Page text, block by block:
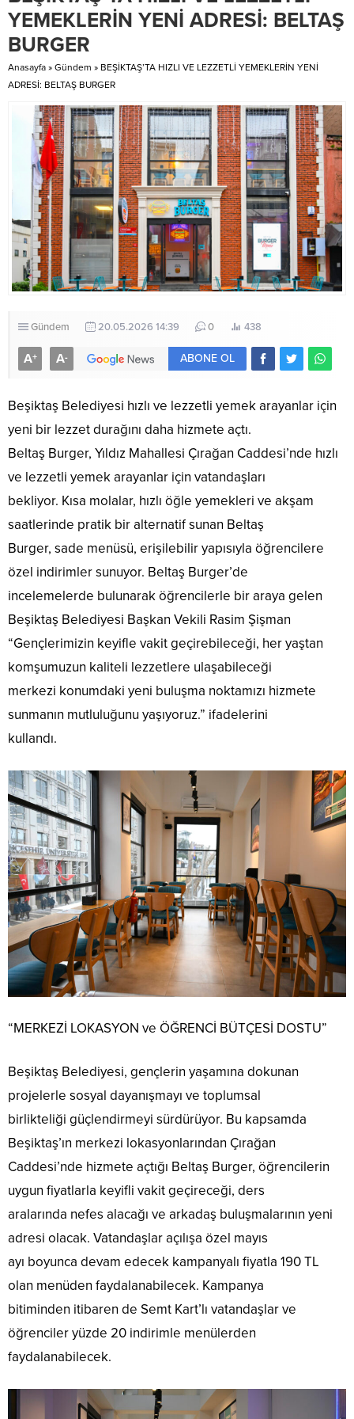
veriyoruz" ifadeleri yer aldı. CHP
PM, Genel Başkan Kılıçdaroğlu
başkanlığında parti genel
merkezinde...
Çalıştayı’nda buluştu. Bu
buluşmada, dijital medyanın Basın
2023 tarihinde...
YEMEKLERİN YENİ ADRESİ: BELTAŞ
BURGER
Anasayfa » Gündem » BEŞİKTAŞ’TA HIZLI VE LEZZETLİ YEMEKLERİN YENİ
ADRESİ: BELTAŞ BURGER
Gündem 20.05.2026 14:39 0 438
A+ A- ABONE OL
Beşiktaş Belediyesi hızlı ve lezzetli yemek arayanlar için
yeni bir lezzet durağını daha hizmete açtı.
Beltaş Burger, Yıldız Mahallesi Çırağan Caddesi’nde hızlı
ve lezzetli yemek arayanlar için vatandaşları
bekliyor. Kısa molalar, hızlı öğle yemekleri ve akşam
saatlerinde pratik bir alternatif sunan Beltaş
Burger, sade menüsü, erişilebilir yapısıyla öğrencilere
özel indirimler sunuyor. Beltaş Burger’de
incelemelerde bulunarak öğrencilerle bir araya gelen
Beşiktaş Belediyesi Başkan Vekili Rasim Şişman
“Gençlerimizin keyifle vakit geçirebileceği, her yaştan
komşumuzun kaliteli lezzetlere ulaşabileceği
merkezi konumdaki yeni buluşma noktamızı hizmete
sunmanın mutluluğunu yaşıyoruz.” ifadelerini
kullandı.
“MERKEZİ LOKASYON ve ÖĞRENCİ BÜTÇESİ DOSTU”
Beşiktaş Belediyesi, gençlerin yaşamına dokunan
projelerle sosyal dayanışmayı ve toplumsal
birlikteliği güçlendirmeyi sürdürüyor. Bu kapsamda
Beşiktaş’ın merkezi lokasyonlarından Çırağan
Caddesi’nde hizmete açtığı Beltaş Burger, öğrencilerin
uygun fiyatlarla keyifli vakit geçireceği, ders
aralarında nefes alacağı ve arkadaş buluşmalarının yeni
adresi olacak. Vatandaşlar açılışa özel mayıs
ayı boyunca devam edecek kampanyalı fiyatla 190 TL
olan menüden faydalanabilecek. Kampanya
bitiminden itibaren de Semt Kart’lı vatandaşlar ve
öğrenciler yüzde 20 indirimle menülerden
faydalanabilecek.